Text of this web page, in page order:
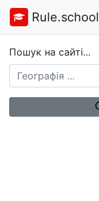
Rule.school
Пошук на сайті...